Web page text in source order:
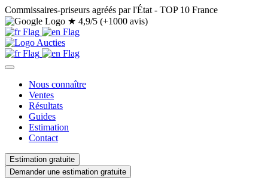
Commissaires-priseurs agréés par l'État - TOP 10 France
★ 4,9/5 (+1000 avis)
Nous connaître
Ventes
Résultats
Guides
Estimation
Contact
Estimation gratuite
Demander une estimation gratuite